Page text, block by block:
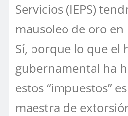
Servicios (IEPS)
mausoleo de oro en
Sí, porque lo que el
gubernamental ha
estos “impuestos”
maestra de